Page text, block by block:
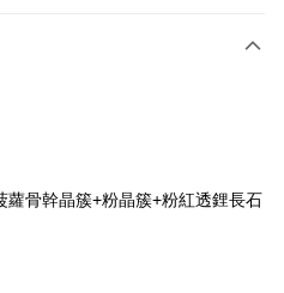
蘿骨幹晶簇+粉晶簇+粉紅透鋰長石